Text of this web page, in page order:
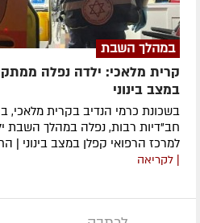
במהלך השבת
קרית מלאכי: ילדה נפלה
במצב בינוני
בשכונת כרמי הנדיב בקרית מלאכי,
למרכז הרפואי קפלן במצב בינוני |
| לקריאה